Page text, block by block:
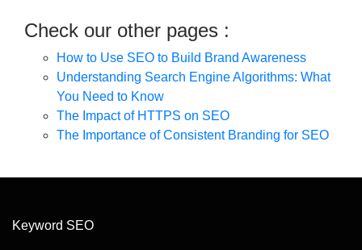
Check our other pages :
How to Use SEO to Build Brand Awareness
Understanding Search Engine Algorithms: What
You Need to Know
The Impact of HTTPS on SEO
The Importance of Consistent Branding for SEO
Keyword SEO